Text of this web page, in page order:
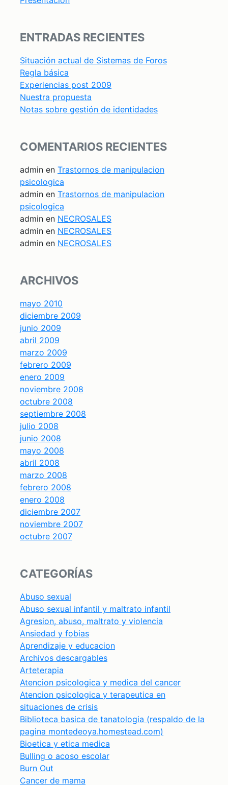
ENTRADAS RECIENTES
Situación actual de Sistemas de Foros
Regla básica
Experiencias post 2009
Nuestra propuesta
Notas sobre gestión de identidades
COMENTARIOS RECIENTES
admin en Trastornos de manipulacion
psicologica
admin en Trastornos de manipulacion
psicologica
admin en NECROSALES
admin en NECROSALES
admin en NECROSALES
ARCHIVOS
mayo 2010
diciembre 2009
junio 2009
abril 2009
marzo 2009
febrero 2009
enero 2009
noviembre 2008
octubre 2008
septiembre 2008
julio 2008
junio 2008
mayo 2008
abril 2008
marzo 2008
febrero 2008
enero 2008
diciembre 2007
noviembre 2007
octubre 2007
CATEGORÍAS
Abuso sexual
Abuso sexual infantil y maltrato infantil
Agresion, abuso, maltrato y violencia
Ansiedad y fobias
Aprendizaje y educacion
Archivos descargables
Arteterapia
Atencion psicologica y medica del cancer
Atencion psicologica y terapeutica en
situaciones de crisis
Biblioteca basica de tanatologia (respaldo de la
pagina montedeoya.homestead.com)
Bioetica y etica medica
Bulling o acoso escolar
Burn Out
Cancer de mama